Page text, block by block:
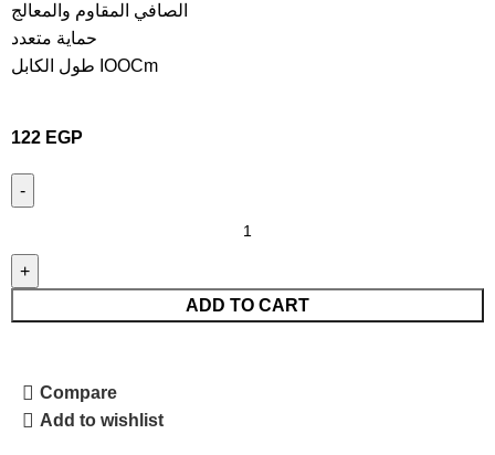
الصافي المقاوم والمعالج
حماية متعدد
طول الكابل IOOCm
122 EGP
ADD TO CART
Compare
Add to wishlist